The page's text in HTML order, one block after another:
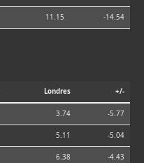
11.15 -14.54
Londres +/-
3.74 -5.77
5.11 -5.04
6.38 -4.43